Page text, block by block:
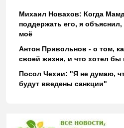
Михаил Новахов: Когда
поддержать его, я
моё
Антон Привольнов - о том,
своей жизни, и что хотел бы
Посол Чехии: "Я не думаю,
будут введены санкции"